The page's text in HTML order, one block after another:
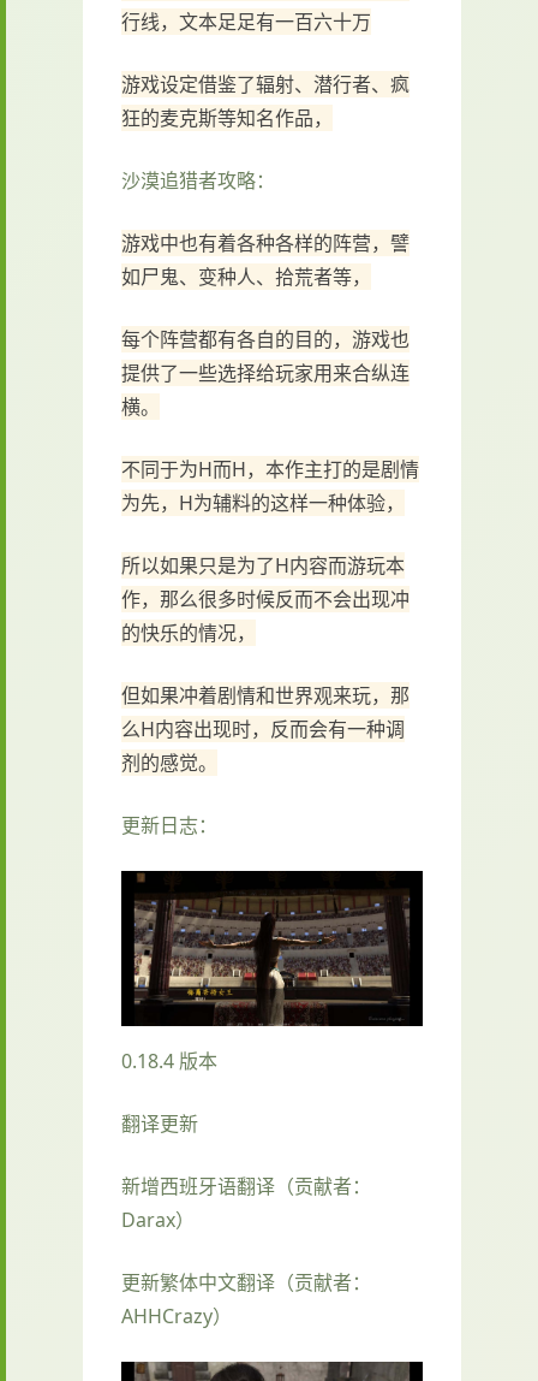
行线，文本足足有一百六十万
游戏设定借鉴了辐射、潜行者、疯
狂的麦克斯等知名作品，
沙漠追猎者攻略：
游戏中也有着各种各样的阵营，譬
如尸鬼、变种人、拾荒者等，
每个阵营都有各自的目的，游戏也
提供了一些选择给玩家用来合纵连
横。
不同于为H而H，本作主打的是剧情
为先，H为辅料的这样一种体验，
所以如果只是为了H内容而游玩本
作，那么很多时候反而不会出现冲
的快乐的情况，
但如果冲着剧情和世界观来玩，那
么H内容出现时，反而会有一种调
剂的感觉。
更新日志：
0.18.4 版本
翻译更新
新增西班牙语翻译（贡献者：
Darax）
更新繁体中文翻译（贡献者：
AHHCrazy）